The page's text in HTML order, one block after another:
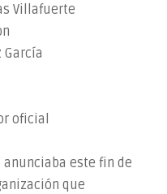
Villafuerte
García
oficial
anunciaba este fin de
que